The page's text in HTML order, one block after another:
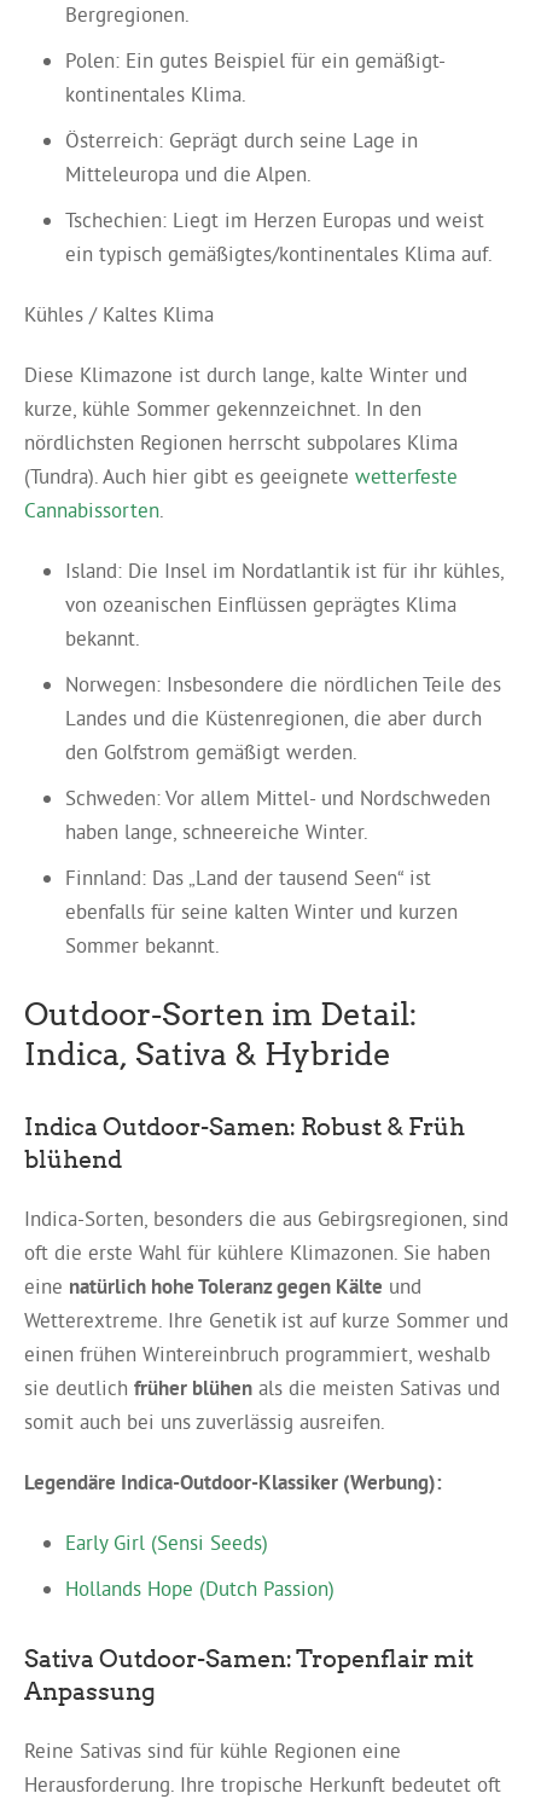
Bergregionen.
Polen: Ein gutes Beispiel für ein gemäßigt-
kontinentales Klima.
Österreich: Geprägt durch seine Lage in
Mitteleuropa und die Alpen.
Tschechien: Liegt im Herzen Europas und weist
ein typisch gemäßigtes/kontinentales Klima auf.
Kühles / Kaltes Klima
Diese Klimazone ist durch lange, kalte Winter und
kurze, kühle Sommer gekennzeichnet. In den
nördlichsten Regionen herrscht subpolares Klima
(Tundra). Auch hier gibt es geeignete wetterfeste
Cannabissorten.
Island: Die Insel im Nordatlantik ist für ihr kühles,
von ozeanischen Einflüssen geprägtes Klima
bekannt.
Norwegen: Insbesondere die nördlichen Teile des
Landes und die Küstenregionen, die aber durch
den Golfstrom gemäßigt werden.
Schweden: Vor allem Mittel- und Nordschweden
haben lange, schneereiche Winter.
Finnland: Das „Land der tausend Seen“ ist
ebenfalls für seine kalten Winter und kurzen
Sommer bekannt.
Outdoor-Sorten im Detail:
Indica, Sativa & Hybride
Indica Outdoor-Samen: Robust & Früh
blühend
Indica-Sorten, besonders die aus Gebirgsregionen, sind
oft die erste Wahl für kühlere Klimazonen. Sie haben
eine natürlich hohe Toleranz gegen Kälte und
Wetterextreme. Ihre Genetik ist auf kurze Sommer und
einen frühen Wintereinbruch programmiert, weshalb
sie deutlich früher blühen als die meisten Sativas und
somit auch bei uns zuverlässig ausreifen.
Legendäre Indica-Outdoor-Klassiker (Werbung):
Early Girl (Sensi Seeds)
Hollands Hope (Dutch Passion)
Sativa Outdoor-Samen: Tropenflair mit
Anpassung
Reine Sativas sind für kühle Regionen eine
Herausforderung. Ihre tropische Herkunft bedeutet oft